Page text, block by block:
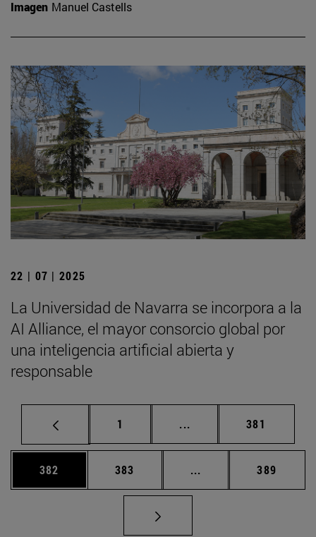
Imagen Manuel Castells
22 | 07 | 2025
La Universidad de Navarra se incorpora a la
AI Alliance, el mayor consorcio global por
una inteligencia artificial abierta y
responsable
Página
1 ... Páginas intermedias
Página
381
Página
382 Página
383 ... Páginas intermedias
Página
389